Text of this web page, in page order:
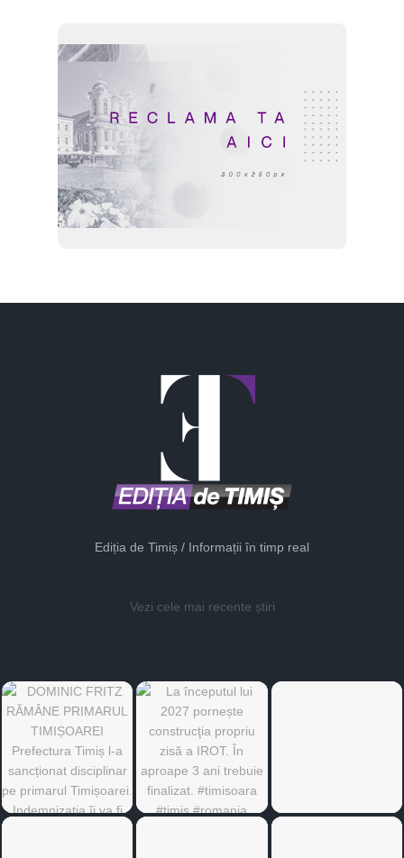
Ediția de Timiș / Informații în timp real
Vezi cele mai recente știri